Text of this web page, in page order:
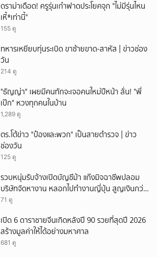
ดราม่าเดือด! ครูรุ่นเก๋าฟาดประโยคจุก "ไม่มีรุ่นไหน
เหี้*เท่านี้"
155 ดู
ทหารเหยียบทุ่นระเบิด ขาซ้ายขาด-สาหัส | ข่าวช่อง
วัน
214 ดู
"ธัญญ่า" เผยมีคนทักจะเจอคนใหม่ปีหน้า ลั่น! "พี่
เป๊ก" หวงทุกคนในบ้าน
1,289 ดู
ตร.โต้ข่าว "ป๋องและพวก" เป็นสายตำรวจ | ข่าว
ช่องวัน
125 ดู
รวบหนุ่มรับจ้างเปิดบัญชีม้า แก๊งมิจฉาชีพปลอม
บริษัทจัดหางาน หลอกไปทำงานญี่ปุ่น สูญเงินกว่า
2.96 แสนบาท
71 ดู
เปิด 6 ดาราชายจีนเกิดหลังปี 90 รวยที่สุดปี 2026
สร้างมูลค่าให้ได้อย่างมหาศาล
681 ดู